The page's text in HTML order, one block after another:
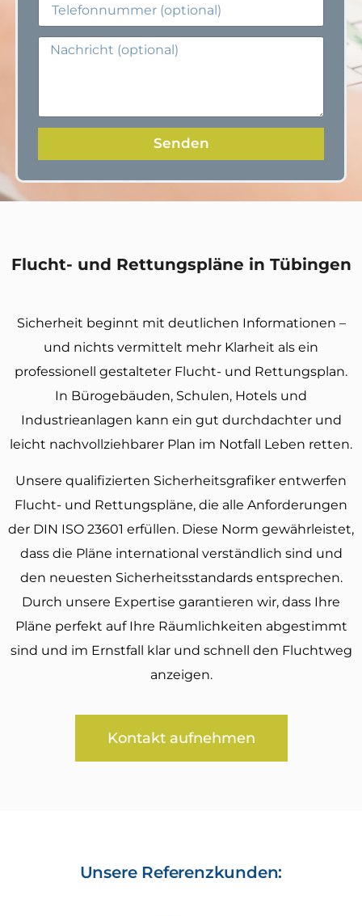
Senden
Flucht- und Rettungspläne in Tübingen
Sicherheit beginnt mit deutlichen Informationen –
und nichts vermittelt mehr Klarheit als ein
professionell gestalteter Flucht- und Rettungsplan.
In Bürogebäuden, Schulen, Hotels und
Industrieanlagen kann ein gut durchdachter und
leicht nachvollziehbarer Plan im Notfall Leben retten.
Unsere qualifizierten Sicherheitsgrafiker entwerfen
Flucht- und Rettungspläne, die alle Anforderungen
der DIN ISO 23601 erfüllen. Diese Norm gewährleistet,
dass die Pläne international verständlich sind und
den neuesten Sicherheitsstandards entsprechen.
Durch unsere Expertise garantieren wir, dass Ihre
Pläne perfekt auf Ihre Räumlichkeiten abgestimmt
sind und im Ernstfall klar und schnell den Fluchtweg
anzeigen.
Kontakt aufnehmen
Unsere Referenzkunden: